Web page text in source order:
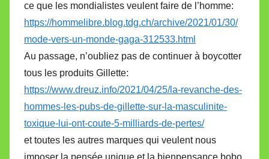
ce que les mondialistes veulent faire de l’homme:
https://hommelibre.blog.tdg.ch/archive/2021/01/30/
mode-vers-un-monde-gaga-312533.html
Au passage, n’oubliez pas de continuer à boycotter
tous les produits Gillette:
https://www.dreuz.info/2021/04/25/la-revanche-des-
hommes-les-pubs-de-gillette-sur-la-masculinite-
toxique-lui-ont-coute-5-milliards-de-pertes/
et toutes les autres marques qui veulent nous
imposer la pensée unique et la bienpensance bobo